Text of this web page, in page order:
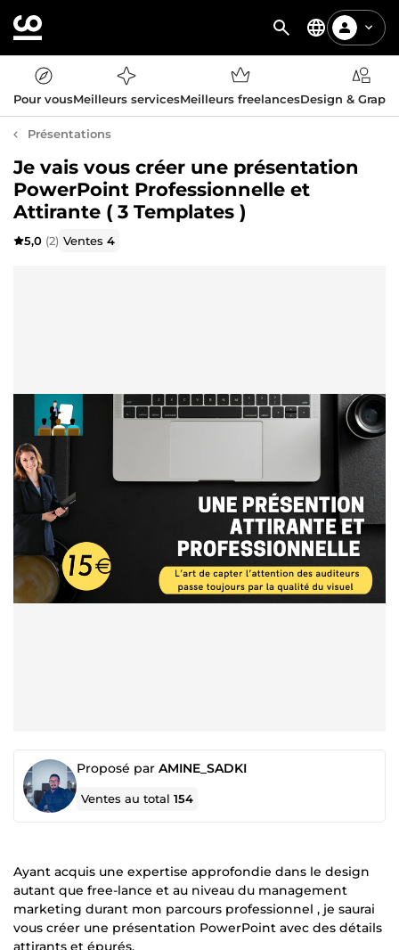
Pour vousMeilleurs servicesMeilleurs freelancesDesign &
Présentations
Je vais vous créer une présentation
PowerPoint Professionnelle et
Attirante ( 3 Templates )
5,0 (2) Ventes4
Proposé par AMINE_SADKI
Ventes au total154
Ayant acquis une expertise approfondie dans le design
autant que free-lance et au niveau du management
marketing durant mon parcours professionnel , je saurai
vous créer une présentation PowerPoint avec des détails
attirants et épurés.